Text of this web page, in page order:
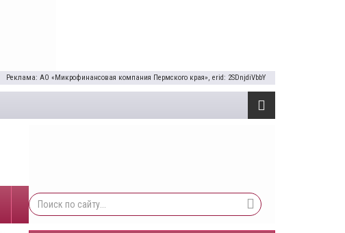
Реклама: АО «Микрофинансовая компания Пермского края», erid: 2SDnjdiVbbY